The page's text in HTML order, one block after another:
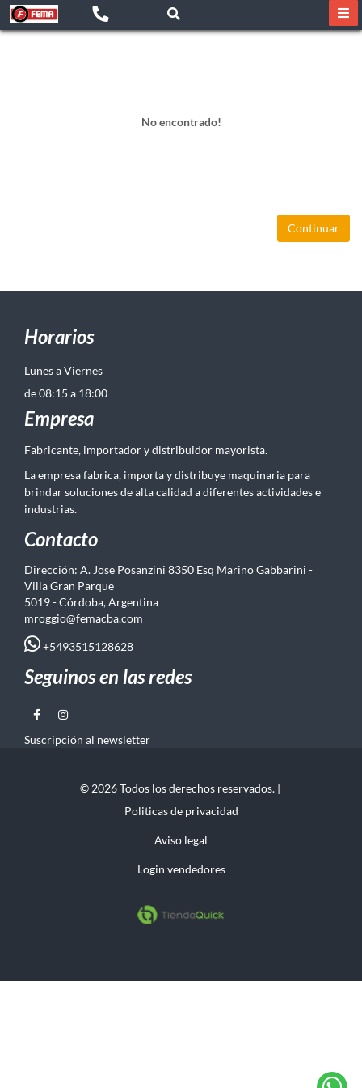
No encontrado!
Continuar
Horarios
Lunes a Viernes
de 08:15 a 18:00
Empresa
Fabricante, importador y distribuidor mayorista.
La empresa fabrica, importa y distribuye maquinaria para
brindar soluciones de alta calidad a diferentes actividades e
industrias.
Contacto
Dirección: A. Jose Posanzini 8350 Esq Marino Gabbarini -
Villa Gran Parque
5019 - Córdoba, Argentina
mroggio@femacba.com
+5493515128628
Seguinos en las redes
Suscripción al newsletter
© 2026 Todos los derechos reservados. |
Politicas de privacidad
Aviso legal
Login vendedores